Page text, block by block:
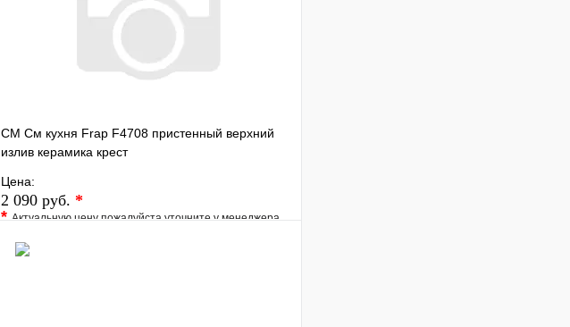
СМ См кухня Frap F4708 пристенный верхний
излив керамика крест
Цена:
2 090 руб. *
*Актуальную цену пожалуйста уточните у менеджера
В избранное